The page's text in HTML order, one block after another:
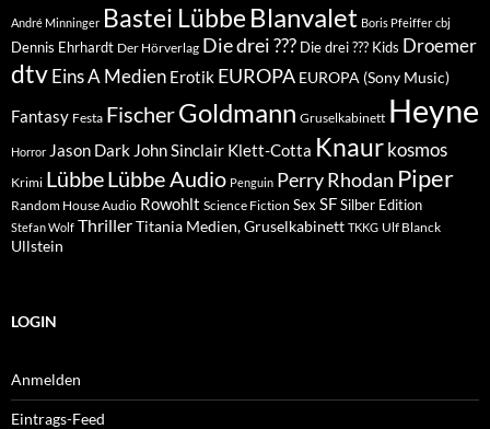
André Minninger Bastei Lübbe Blanvalet Boris Pfeiffer cbj
Dennis Ehrhardt Der Hörverlag Die drei ??? Die drei ??? Kids Droemer
dtvEins A Medien Erotik EUROPA EUROPA (Sony Music)
Fantasy Festa FischerGoldmann Gruselkabinett Heyne
Horror Jason Dark John Sinclair Klett-Cotta Knaur kosmos
Krimi LübbeLübbe Audio Penguin Perry Rhodan Piper
Random House Audio Rowohlt Science Fiction Sex SFSilber Edition
Stefan Wolf ThrillerTitania Medien, Gruselkabinett TKKG Ulf Blanck
Ullstein
LOGIN
Anmelden
Eintrags-Feed